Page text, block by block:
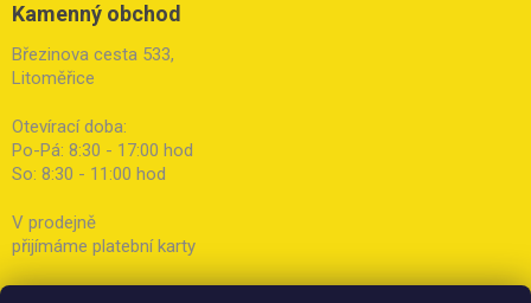
Kamenný obchod
Březinova cesta 533,
Litoměřice
Otevírací doba:
Po-Pá: 8:30 - 17:00 hod
So: 8:30 - 11:00 hod
V prodejně
přijímáme platební karty